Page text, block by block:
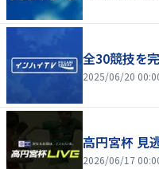
全30競技を
2025/06/20
高円宮杯 見
2026/06/17